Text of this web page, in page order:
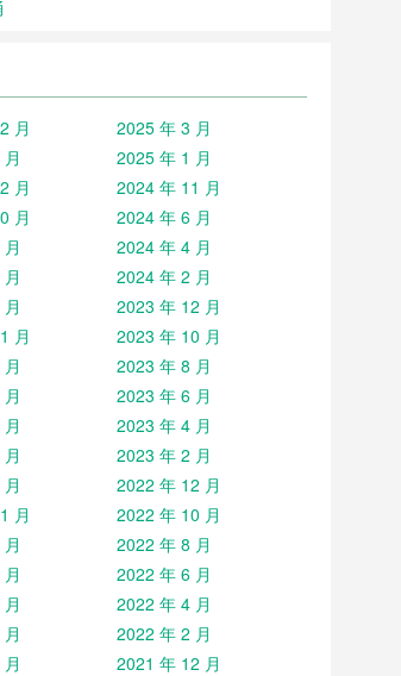
月
2025 年 3 月
2025 年 1 月
月
2024 年 11 月
月
2024 年 6 月
2024 年 4 月
2024 年 2 月
2023 年 12 月
月
2023 年 10 月
2023 年 8 月
2023 年 6 月
2023 年 4 月
2023 年 2 月
2022 年 12 月
月
2022 年 10 月
2022 年 8 月
2022 年 6 月
2022 年 4 月
2022 年 2 月
2021 年 12 月